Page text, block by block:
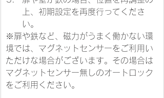
上、初期設定を再度行ってくださ
い。
※扉や鉄など、磁力がうまく働かない環
境では、マグネットセンサーをご利用い
ただけな場合がございます。その場合は
マグネットセンサー無しのオートロック
をご利用ください。